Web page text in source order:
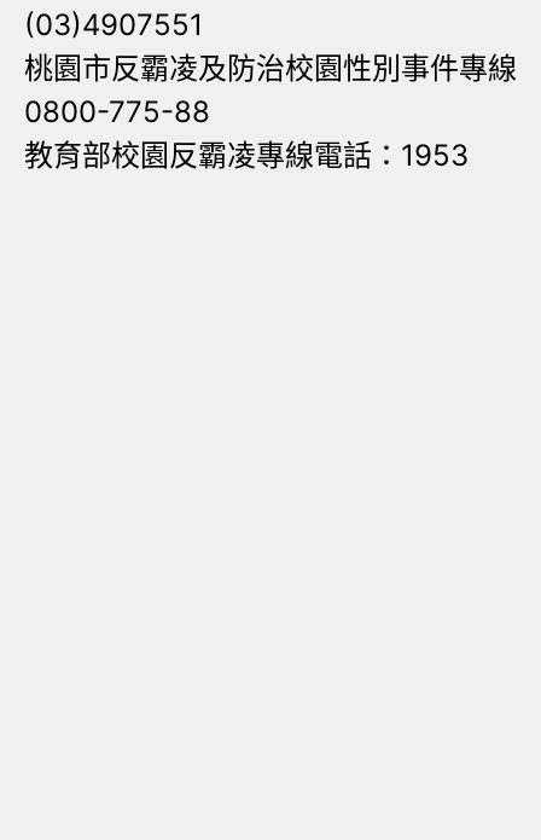
(03)4907551
桃園市反霸凌及防治校園性別事件專線
0800-775-88
教育部校園反霸凌專線電話：1953